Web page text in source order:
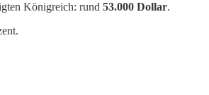
Königreich: rund 53.000 Dollar.